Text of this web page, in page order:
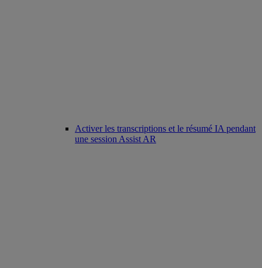
Activer les transcriptions et le résumé IA pendant
une session Assist AR